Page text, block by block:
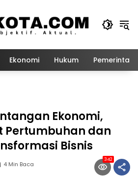
Ekonomi Hukum
Ekonomi,
Pertumbuhan dan
Bisnis
4 Min Baca
342